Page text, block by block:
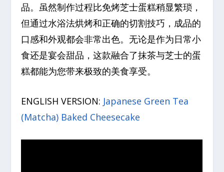
品。虽然制作过程比免烤芝士蛋糕稍显繁琐，
但通过水浴法烘烤和正确的切割技巧，成品的
口感和外观都会非常出色。无论是作为日常小
食还是宴会甜品，这款融合了抹茶与芝士的蛋
糕都能为您带来极致的美食享受。
ENGLISH VERSION: Japanese Green Tea
(Matcha) Baked Cheesecake